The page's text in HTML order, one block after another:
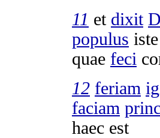
11 et dixit
populus iste
quae feci
12 feriam
faciam
haec est